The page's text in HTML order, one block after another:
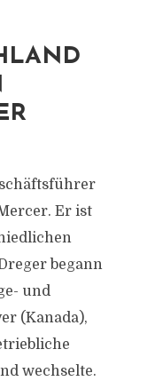
Er ist
begann
und
(Kanada),
wechselte.